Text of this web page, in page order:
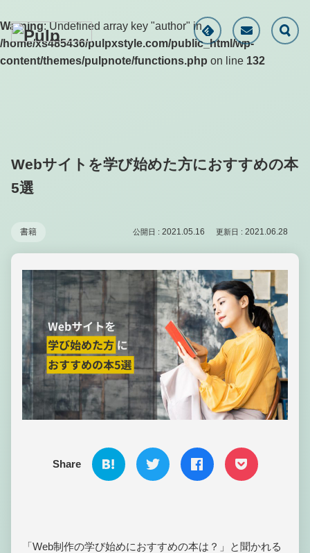
Warning: Undefined array key "author" in
/home/xs485436/pulpxstyle.com/public_html/wp-
content/themes/pulpnote/functions.php on line 132
Webサイトを学び始めた方におすすめの本
5選
書籍 公開日 : 2021.05.16 更新日 : 2021.06.28
Share
「Web制作の学び始めにおすすめの本は？」と聞かれる